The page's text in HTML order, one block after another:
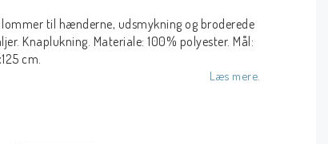
lommer til hænderne, udsmykning og broderede
Knaplukning. Materiale: 100% polyester. Mål:
cm.
Læs mere.